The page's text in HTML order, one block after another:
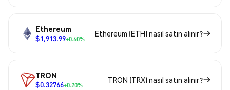
Ethereum
$1,913.99+0.60%
Ethereum (ETH) nasıl satın alınır?
TRON
$0.32766+0.20%
TRON (TRX) nasıl satın alınır?